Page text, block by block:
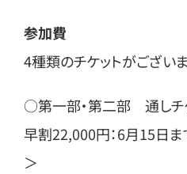
参加費
4種類のチケットがございま
○第一部・第二部 通し
早割22,000円：6月15日
＞